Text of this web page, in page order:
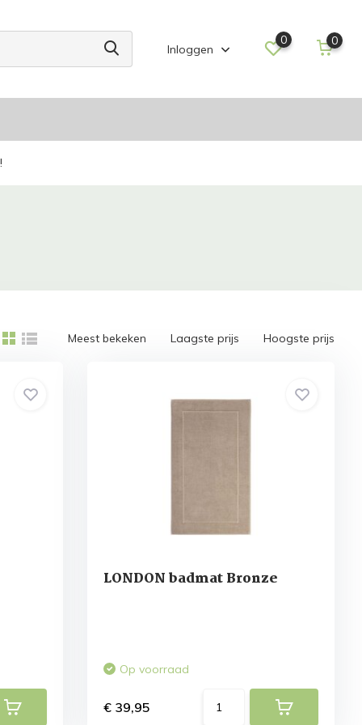
Inloggen
0 0
Meest bekeken Laagste prijs Hoogste prijs
LONDON badmat Bronze
Op voorraad
€ 39,95